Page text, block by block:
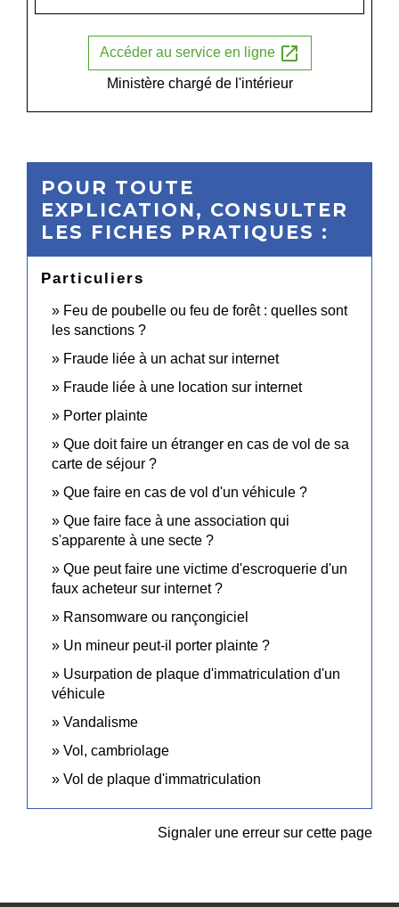
Accéder au service en ligne open_in_new
Ministère chargé de l'intérieur
POUR TOUTE
EXPLICATION, CONSULTER
LES FICHES PRATIQUES :
Particuliers
Feu de poubelle ou feu de forêt : quelles sont
les sanctions ?
Fraude liée à un achat sur internet
Fraude liée à une location sur internet
Porter plainte
Que doit faire un étranger en cas de vol de sa
carte de séjour ?
Que faire en cas de vol d'un véhicule ?
Que faire face à une association qui
s'apparente à une secte ?
Que peut faire une victime d'escroquerie d'un
faux acheteur sur internet ?
Ransomware ou rançongiciel
Un mineur peut-il porter plainte ?
Usurpation de plaque d'immatriculation d'un
véhicule
Vandalisme
Vol, cambriolage
Vol de plaque d'immatriculation
Signaler une erreur sur cette page